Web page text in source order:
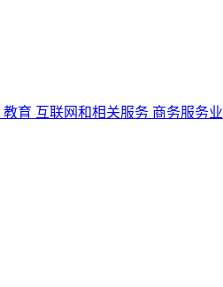
教育 互联网和相关服务 商务服务业